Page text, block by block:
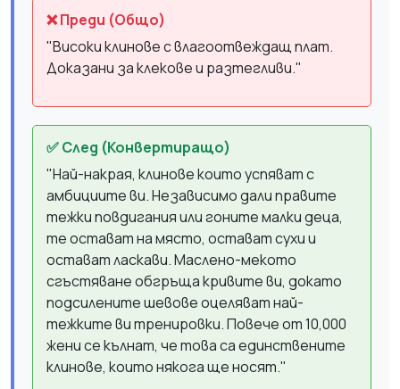
❌ Преди (Общо)
"Високи клинове с влагоотвеждащ плат.
Доказани за клекове и разтегливи."
✅ След (Конвертиращо)
"Най-накрая, клинове които успяват с
амбициите ви. Независимо дали правите
тежки повдигания или гоните малки деца,
те остават на място, остават сухи и
остават ласкави. Маслено-мекото
сгъстяване обгръща кривите ви, докато
подсилените шевове оцеляват най-
тежките ви тренировки. Повече от 10,000
жени се кълнат, че това са единствените
клинове, които някога ще носят."